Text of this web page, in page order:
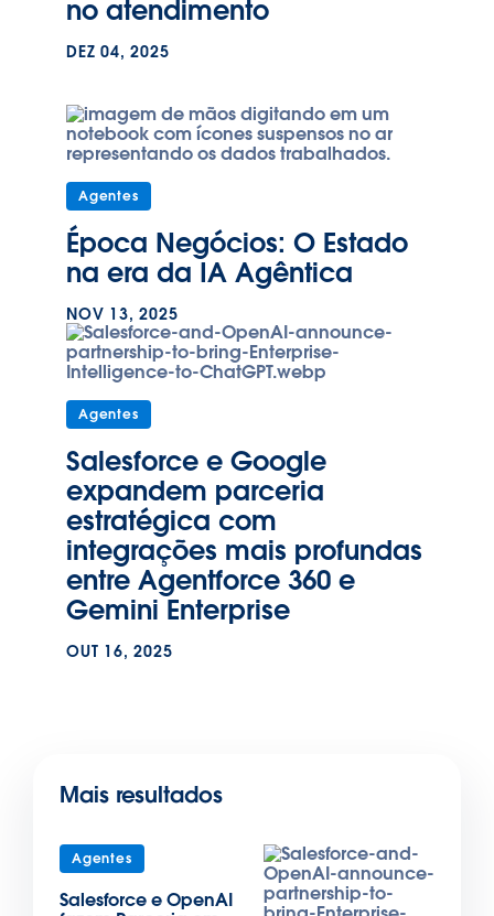
no atendimento
DEZ 04, 2025
Agentes
Época Negócios: O Estado
na era da IA Agêntica
NOV 13, 2025
Agentes
Salesforce e Google
expandem parceria
estratégica com
integrações mais profundas
entre Agentforce 360 e
Gemini Enterprise
OUT 16, 2025
Mais resultados
Agentes
Salesforce e OpenAI